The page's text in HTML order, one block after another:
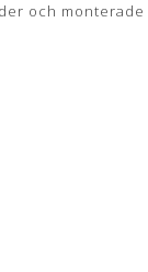
och